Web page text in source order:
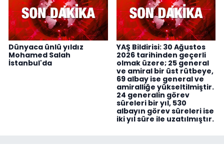
Dünyaca ünlü yıldız
Mohamed Salah
İstanbul'da
YAŞ Bildirisi: 30 Ağustos
2026 tarihinden geçerli
olmak üzere; 25 general
ve amiral bir üst rütbeye,
69 albay ise general ve
amiralliğe yükseltilmiştir.
24 generalin görev
süreleri bir yıl, 530
albayın görev süreleri ise
iki yıl süre ile uzatılmıştır.